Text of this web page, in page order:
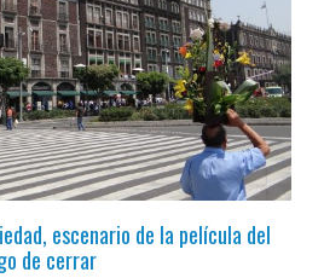
escenario de la película del
de cerrar